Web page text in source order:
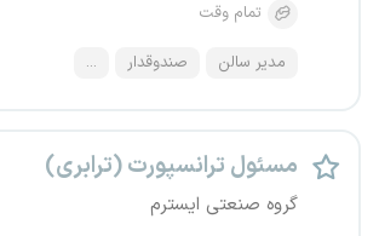
تمام وقت
مدیر سالن صندوقدار ...
مسئول ترانسپورت (ترابری)
گروه صنعتی ایسترم